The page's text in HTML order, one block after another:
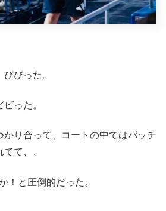
びった。
った。
かり合って、コートの中ではバッチ
て、、
！と圧倒的だった。